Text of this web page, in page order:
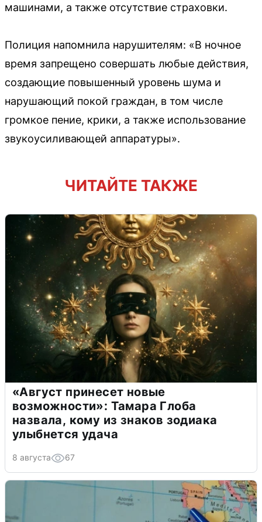
машинами, а также отсутствие страховки.
Полиция напомнила нарушителям: «В ночное
время запрещено совершать любые действия,
создающие повышенный уровень шума и
нарушающий покой граждан, в том числе
громкое пение, крики, а также использование
звукоусиливающей аппаратуры».
ЧИТАЙТЕ ТАКЖЕ
«Август принесет новые
возможности»: Тамара Глоба
назвала, кому из знаков зодиака
улыбнется удача
8 августа 67